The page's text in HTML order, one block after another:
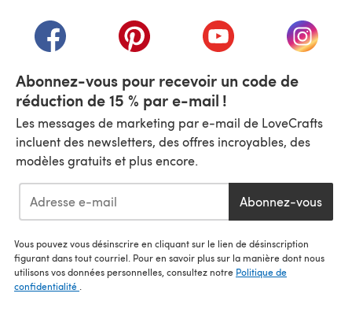
(s'ouvre dans un nouvel onglet)
(s'ouvre dans un nouvel onglet)
(s'ouvre dans un(s'ouvre
Abonnez-vous pour recevoir un code de
réduction de 15 % par e-mail !
Les messages de marketing par e-mail de LoveCrafts
incluent des newsletters, des offres incroyables, des
modèles gratuits et plus encore.
Abonnez-vous
Vous pouvez vous désinscrire en cliquant sur le lien de désinscription
figurant dans tout courriel. Pour en savoir plus sur la manière dont nous
utilisons vos données personnelles, consultez notre Politique de
confidentialité